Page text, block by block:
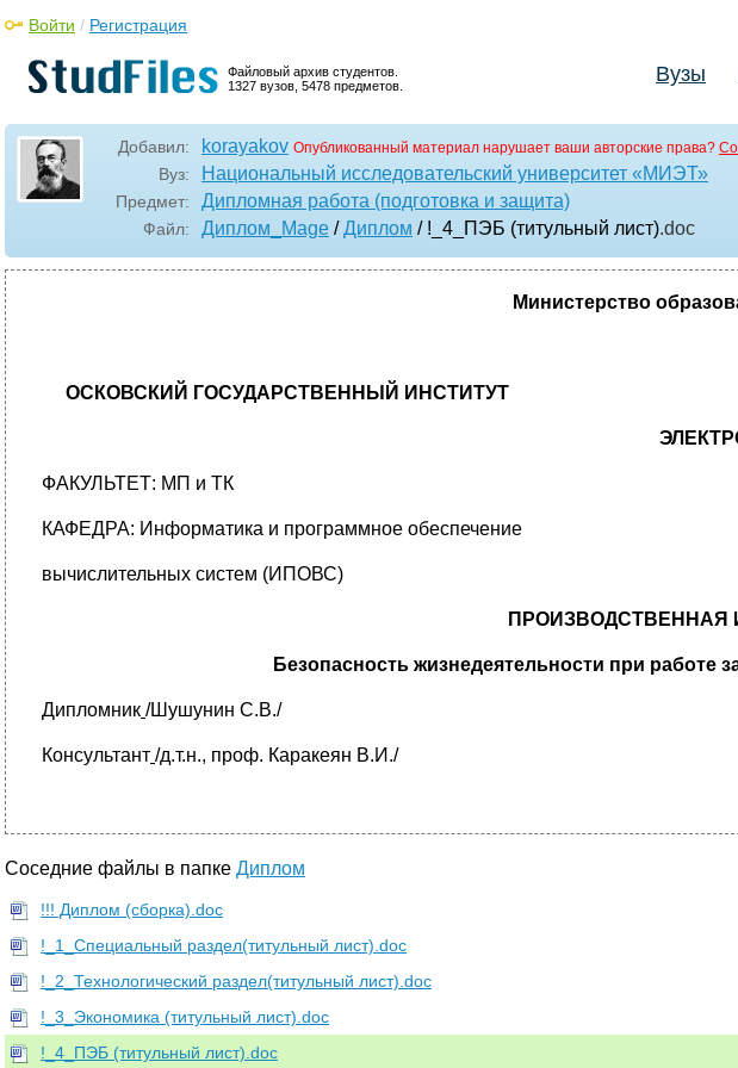
Файловый архив студентов.
1327 вузов, 5478 предметов.
Войти / Регистрация
Вузы
Добавил: korayakov Опубликованный материал нарушает ваши авторские права?
Вуз: Национальный исследовательский университет «МИЭТ»
Предмет: Дипломная работа (подготовка и защита)
Файл: Диплом_Mage /Диплом / !_4_ПЭБ (титульный лист).doc
Министерство
ОСКОВСКИЙ ГОСУДАРСТВЕННЫЙ ИНСТИТУТ
ФАКУЛЬТЕТ: МП и ТК
КАФЕДРА: Информатика и программное обеспечение
вычислительных систем (ИПОВС)
ПРОИЗВОДСТВЕННАЯ
Безопасность жизнедеятельности при работе
Дипломник /Шушунин С.В./
Консультант /д.т.н., проф. Каракеян В.И./
Соседние файлы в папке Диплом
!!! Диплом (сборка).doc
!_1_Специальный раздел(титульный лист).doc
!_2_Технологический раздел(титульный лист).doc
!_3_Экономика (титульный лист).doc
!_4_ПЭБ (титульный лист).doc